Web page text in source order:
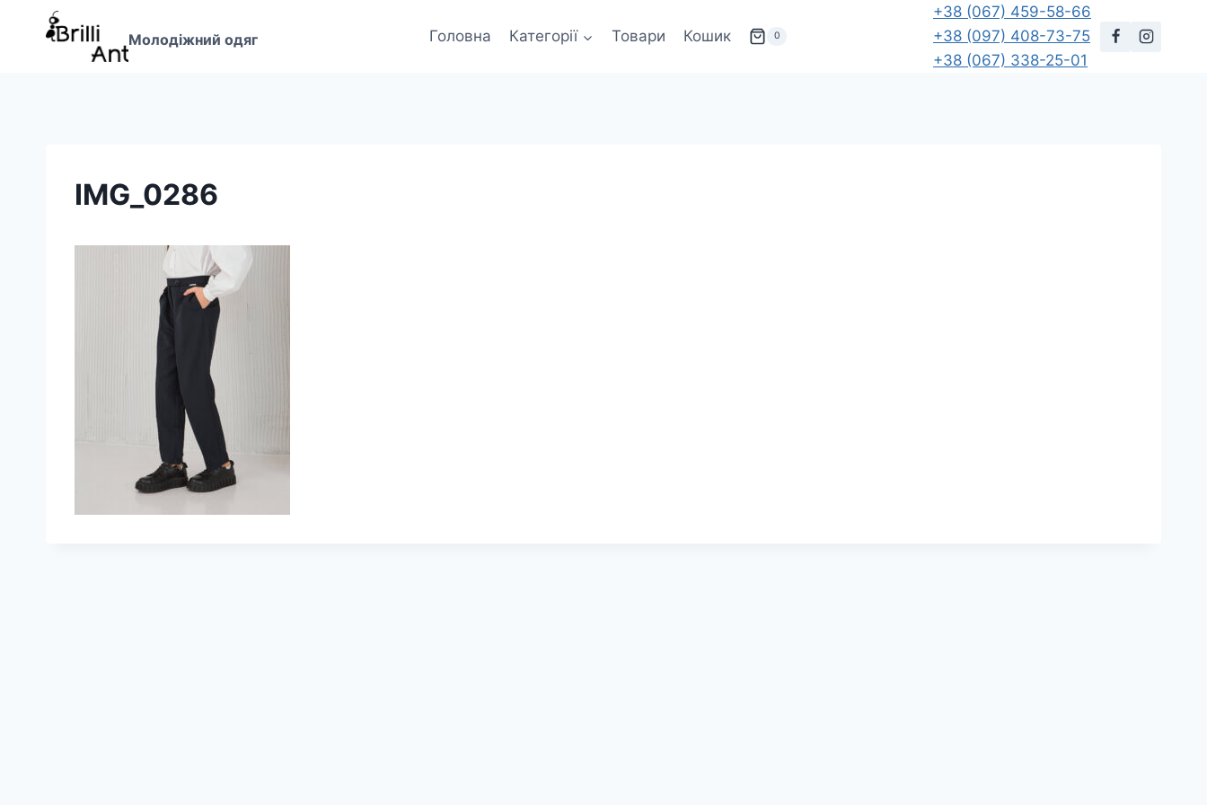
Перейти
Молодіжний одяг Головна Категорії Товари Кошик 0
+38 (067) 459-58-66
+38 (097) 408-73-75
+38 (067) 338-25-01
IMG_0286